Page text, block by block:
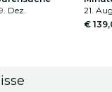
Dez.
21.
€